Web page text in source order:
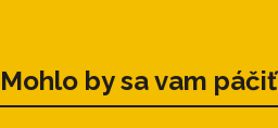
Mohlo by sa vam páčiť